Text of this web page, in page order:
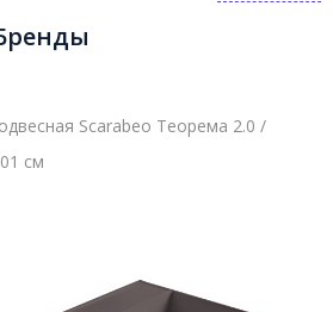
Scarabeo Теорема 2.0 /
см